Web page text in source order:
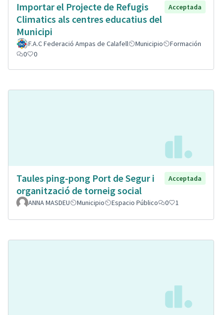
Importar el Projecte de Refugis
Climatics als centres educatius del
Municipi
Acceptada
F.A.C Federació Ampas de Calafell Municipio
Formación
0
0
Taules ping-pong Port de Segur i
organització de torneig social
Acceptada
ANNA MASDEU Municipio Espacio Público 0 1